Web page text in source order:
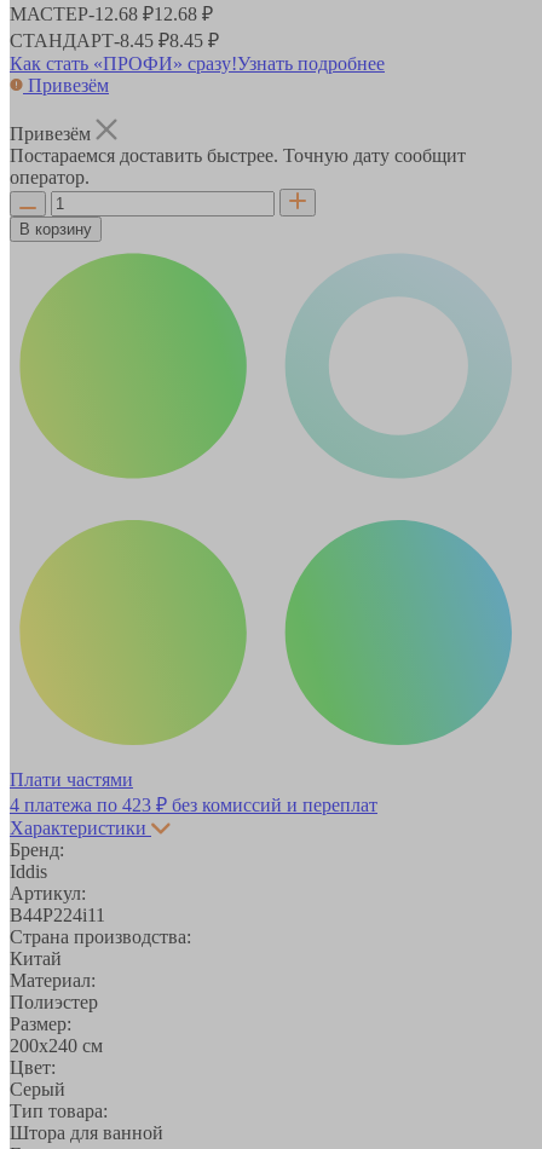
МАСТЕР-12.68 ₽12.68 ₽
СТАНДАРТ-8.45 ₽8.45 ₽
Как стать «ПРОФИ» сразу!Узнать подробнее
Привезём
Привезём
Постараемся доставить быстрее. Точную дату сообщит
оператор.
В корзину
Плати частями
4 платежа по 423 ₽ без комиссий и переплат
Характеристики
Бренд:
Iddis
Артикул:
B44P224i11
Страна производства:
Китай
Материал:
Полиэстер
Размер:
200х240 см
Цвет:
Серый
Тип товара:
Штора для ванной